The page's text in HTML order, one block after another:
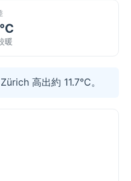
暖
高出約 11.7°C。